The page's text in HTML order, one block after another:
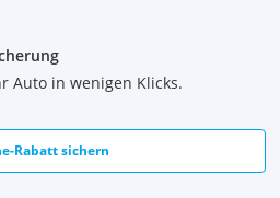
Auto in wenigen Klicks.
Rabatt sichern